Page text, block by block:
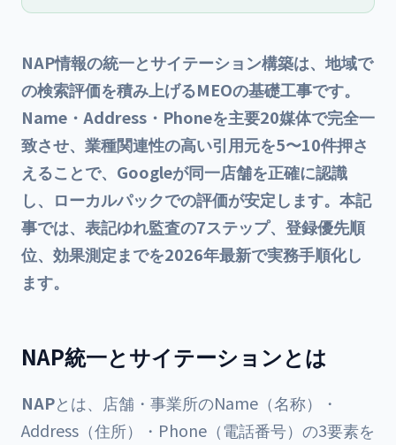
NAP情報の統一とサイテーション構築は、地域で
の検索評価を積み上げるMEOの基礎工事です。
Name・Address・Phoneを主要20媒体で完全一
致させ、業種関連性の高い引用元を5〜10件押さ
えることで、Googleが同一店舗を正確に認識
し、ローカルパックでの評価が安定します。本記
事では、表記ゆれ監査の7ステップ、登録優先順
位、効果測定までを2026年最新で実務手順化し
ます。
NAP統一とサイテーションとは
NAPとは、店舗・事業所のName（名称）・
Address（住所）・Phone（電話番号）の3要素を